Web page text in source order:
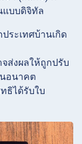
แบบดิจิทัล
ระเทศบ้านเกิด
ส่งผลให้ถูกปรับ
อนาคต
ธิได้รับใบ